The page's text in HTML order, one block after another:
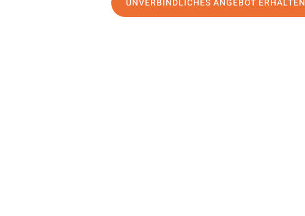
UNVERBINDLICHES ANGEBOT ERHALTEN